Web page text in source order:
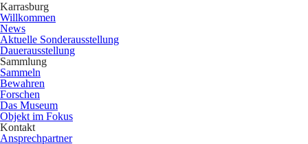
Karrasburg
Willkommen
News
Aktuelle Sonderausstellung
Dauerausstellung
Sammlung
Sammeln
Bewahren
Forschen
Das Museum
Objekt im Fokus
Kontakt
Ansprechpartner